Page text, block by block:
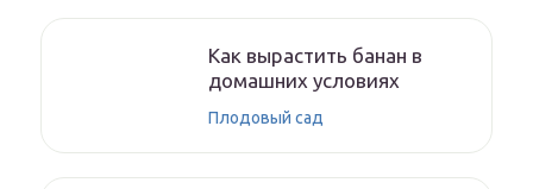
Как вырастить банан в
домашних условиях
Плодовый сад